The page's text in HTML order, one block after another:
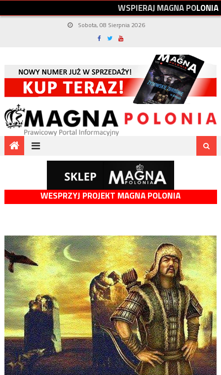
WSPIERAJMAGNAPOLONIA
Sobota, 08 Sierpnia 2026
WESPRZYJ PROJEKT MAGNA POLONIA